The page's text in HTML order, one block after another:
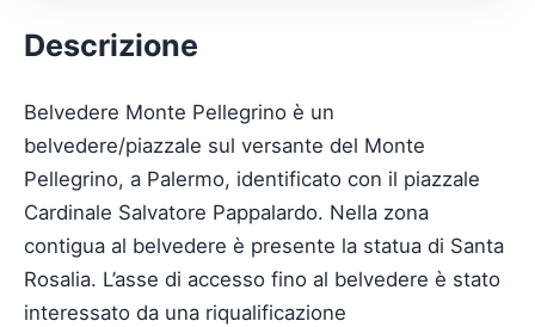
Descrizione
Belvedere Monte Pellegrino è un
belvedere/piazzale sul versante del Monte
Pellegrino, a Palermo, identificato con il piazzale
Cardinale Salvatore Pappalardo. Nella zona
contigua al belvedere è presente la statua di Santa
Rosalia. L’asse di accesso fino al belvedere è stato
interessato da una riqualificazione